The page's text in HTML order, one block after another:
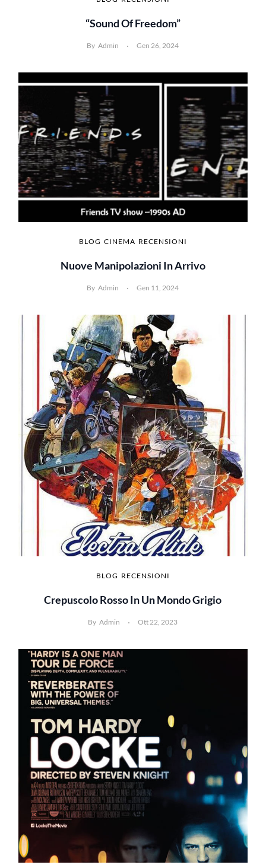
“Sound Of Freedom”
By Admin Gen 26, 2024
BLOG CINEMA RECENSIONI
Nuove Manipolazioni In Arrivo
By Admin Gen 11, 2024
BLOG RECENSIONI
Crepuscolo Rosso In Un Mondo Grigio
By Admin Ott 22, 2023